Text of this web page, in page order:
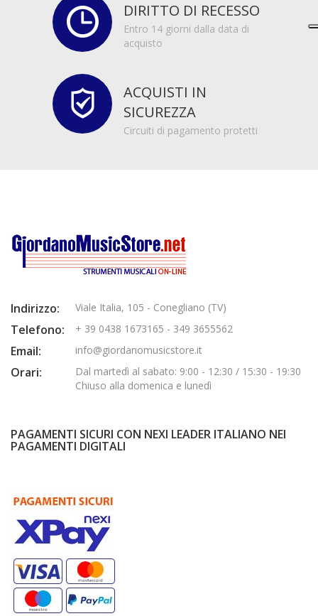
DIRITTO DI RECESSO
Entro 14 giorni dalla data di
acquisto
ACQUISTI IN
SICUREZZA
Circuiti di pagamento protetti
Indirizzo: Viale Italia, 105 - Conegliano (TV)
Telefono: + 39 0438 1673165 - 349 3655562
Email: info@giordanomusicstore.it
Orari:
Dal martedì al sabato: 9:00 - 12:30 / 15:30 - 19:30
Chiuso alla domenica e lunedì
PAGAMENTI SICURI CON NEXI LEADER ITALIANO NEI
PAGAMENTI DIGITALI